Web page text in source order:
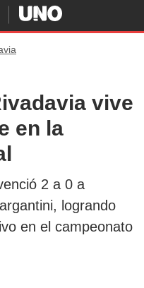
vive
en la
2 a 0 a
logrando
en el campeonato